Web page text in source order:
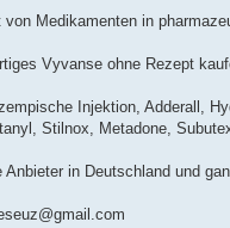
Medikamenten in
Vyvanse ohne Rezept
Injektion, Adderall,
Stilnox, Metadone,
Anbieter in Deutschland und